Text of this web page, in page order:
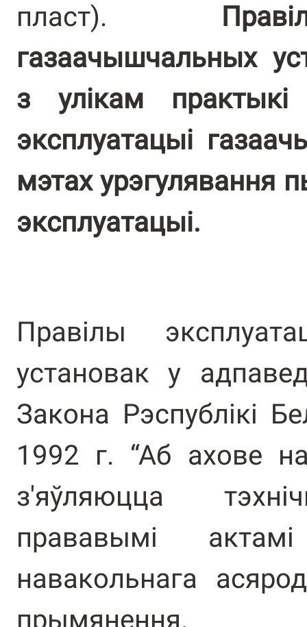
пласт).
газаачышчальных
з улікам практыкі
эксплуатацыі
мэтах урэгулявання
эксплуатацыі.
Правілы
установак у
Закона Рэспублікі
1992 г. “Аб ахове
з'яўляюцца
прававымі
навакольнага
прымянення.